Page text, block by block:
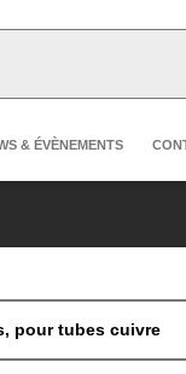
& ÉVÈNEMENTS
pour tubes cuivre